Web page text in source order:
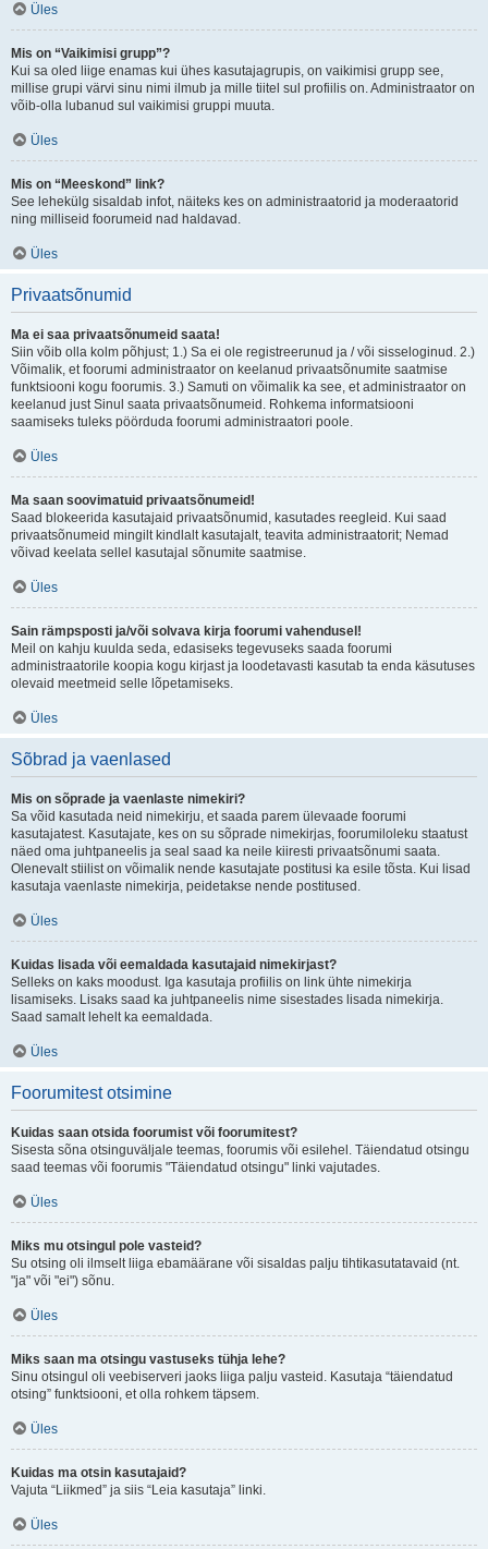
Üles
Mis on “Vaikimisi grupp”?
Kui sa oled liige enamas kui ühes kasutajagrupis, on vaikimisi grupp see,
millise grupi värvi sinu nimi ilmub ja mille tiitel sul profiilis on. Administraator on
võib-olla lubanud sul vaikimisi gruppi muuta.
Üles
Mis on “Meeskond” link?
See lehekülg sisaldab infot, näiteks kes on administraatorid ja moderaatorid
ning milliseid foorumeid nad haldavad.
Üles
Privaatsõnumid
Ma ei saa privaatsõnumeid saata!
Siin võib olla kolm põhjust; 1.) Sa ei ole registreerunud ja / või sisseloginud. 2.)
Võimalik, et foorumi administraator on keelanud privaatsõnumite saatmise
funktsiooni kogu foorumis. 3.) Samuti on võimalik ka see, et administraator on
keelanud just Sinul saata privaatsõnumeid. Rohkema informatsiooni
saamiseks tuleks pöörduda foorumi administraatori poole.
Üles
Ma saan soovimatuid privaatsõnumeid!
Saad blokeerida kasutajaid privaatsõnumid, kasutades reegleid. Kui saad
privaatsõnumeid mingilt kindlalt kasutajalt, teavita administraatorit; Nemad
võivad keelata sellel kasutajal sõnumite saatmise.
Üles
Sain rämpsposti ja/või solvava kirja foorumi vahendusel!
Meil on kahju kuulda seda, edasiseks tegevuseks saada foorumi
administraatorile koopia kogu kirjast ja loodetavasti kasutab ta enda käsutuses
olevaid meetmeid selle lõpetamiseks.
Üles
Sõbrad ja vaenlased
Mis on sõprade ja vaenlaste nimekiri?
Sa võid kasutada neid nimekirju, et saada parem ülevaade foorumi
kasutajatest. Kasutajate, kes on su sõprade nimekirjas, foorumiloleku staatust
näed oma juhtpaneelis ja seal saad ka neile kiiresti privaatsõnumi saata.
Olenevalt stiilist on võimalik nende kasutajate postitusi ka esile tõsta. Kui lisad
kasutaja vaenlaste nimekirja, peidetakse nende postitused.
Üles
Kuidas lisada või eemaldada kasutajaid nimekirjast?
Selleks on kaks moodust. Iga kasutaja profiilis on link ühte nimekirja
lisamiseks. Lisaks saad ka juhtpaneelis nime sisestades lisada nimekirja.
Saad samalt lehelt ka eemaldada.
Üles
Foorumitest otsimine
Kuidas saan otsida foorumist või foorumitest?
Sisesta sõna otsinguväljale teemas, foorumis või esilehel. Täiendatud otsingu
saad teemas või foorumis "Täiendatud otsingu" linki vajutades.
Üles
Miks mu otsingul pole vasteid?
Su otsing oli ilmselt liiga ebamäärane või sisaldas palju tihtikasutatavaid (nt.
"ja" või "ei") sõnu.
Üles
Miks saan ma otsingu vastuseks tühja lehe?
Sinu otsingul oli veebiserveri jaoks liiga palju vasteid. Kasutaja “täiendatud
otsing” funktsiooni, et olla rohkem täpsem.
Üles
Kuidas ma otsin kasutajaid?
Vajuta “Liikmed” ja siis “Leia kasutaja” linki.
Üles